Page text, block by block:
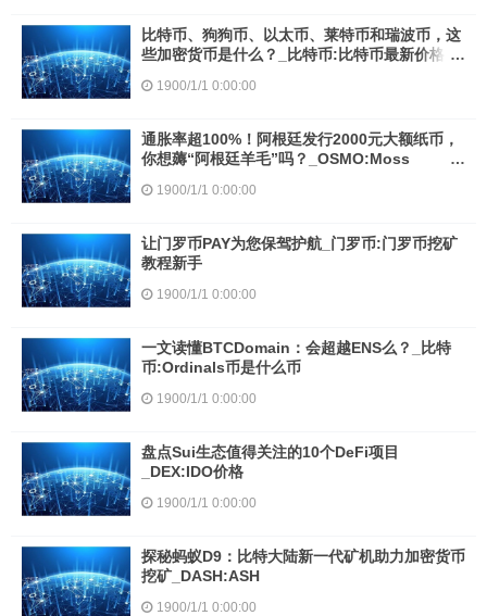
比特币、狗狗币、以太币、莱特币和瑞波币，这
些加密货币是什么？_比特币:比特币最新价格行
1900/1/1 0:00:00
通胀率超100%！阿根廷发行2000元大额纸币，
你想薅“阿根廷羊毛”吗？_OSMO:Moss
1900/1/1 0:00:00
让门罗币PAY为您保驾护航_门罗币:门罗币挖矿
教程新手
1900/1/1 0:00:00
一文读懂BTCDomain：会超越ENS么？_比特
币:Ordinals币是什么币
1900/1/1 0:00:00
盘点Sui生态值得关注的10个DeFi项目
_DEX:IDO价格
1900/1/1 0:00:00
探秘蚂蚁D9：比特大陆新一代矿机助力加密货币
挖矿_DASH:ASH
1900/1/1 0:00:00